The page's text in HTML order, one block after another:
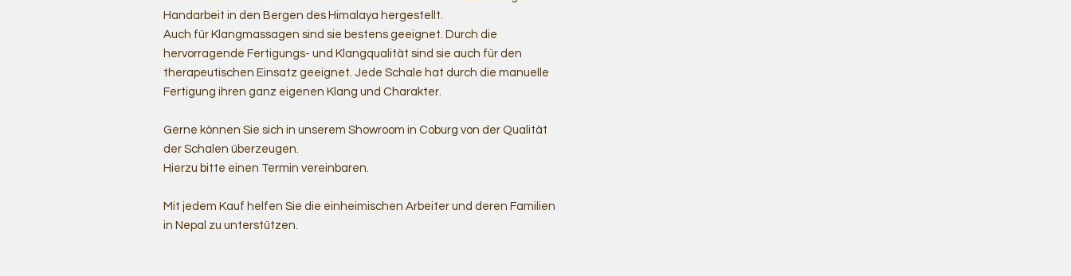
Handarbeit in den Bergen des Himalaya hergestellt.
Auch für Klangmassagen sind sie bestens geeignet. Durch die
hervorragende Fertigungs- und Klangqualität sind sie auch für den
therapeutischen Einsatz geeignet. Jede Schale hat durch die manuelle
Fertigung ihren ganz eigenen Klang und Charakter.
Gerne können Sie sich in unserem Showroom in Coburg von der Qualität
der Schalen überzeugen.
Hierzu bitte einen Termin vereinbaren.
Mit jedem Kauf helfen Sie die einheimischen Arbeiter und deren Familien
in Nepal zu unterstützen.